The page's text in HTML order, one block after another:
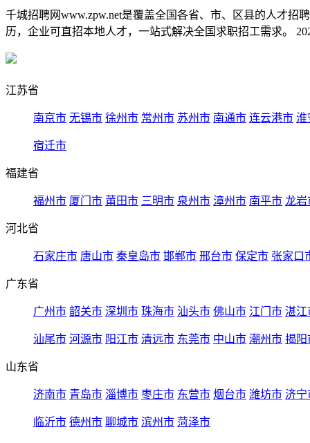
千城招聘网www.zpw.net是覆盖全国各省、市、区县的人才
历，企业可直招本地人才，一站式解决全国求职招工需求。
江苏省
南京市 无锡市 徐州市 常州市 苏州市 南通市 连云港市 淮
宿迁市
福建省
福州市 厦门市 莆田市 三明市 泉州市 漳州市 南平市 龙岩
河北省
石家庄市 唐山市 秦皇岛市 邯郸市 邢台市 保定市 张家口
广东省
广州市 韶关市 深圳市 珠海市 汕头市 佛山市 江门市 湛江
汕尾市 河源市 阳江市 清远市 东莞市 中山市 潮州市 揭阳
山东省
济南市 青岛市 淄博市 枣庄市 东营市 烟台市 潍坊市 济宁
临沂市 德州市 聊城市 滨州市 菏泽市